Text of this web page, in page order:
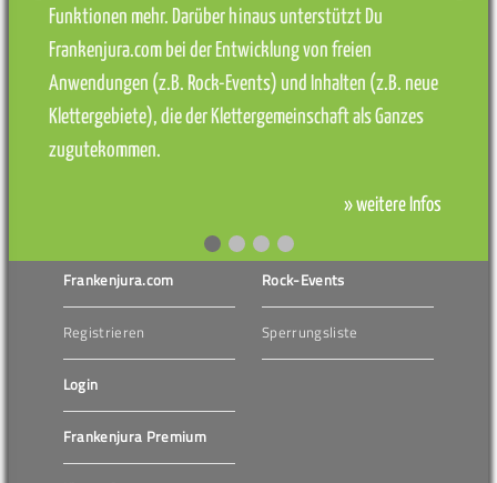
Funktionen mehr. Darüber hinaus unterstützt Du
Frankenjura.com bei der Entwicklung von freien
Anwendungen (z.B. Rock-Events) und Inhalten (z.B. neue
Klettergebiete), die der Klettergemeinschaft als Ganzes
zugutekommen.
» weitere Infos
Frankenjura.com
Registrieren
Login
Frankenjura Premium
Rock-Events
Sperrungsliste